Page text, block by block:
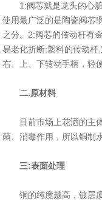
1:阀芯就是龙头的心脏
使用最广泛的是陶瓷阀芯
之分。2:阀芯的传动杆有
易老化折断;塑料的传动杆
右、上、下转动手柄，轻
二.原材料
目前市场上花洒的主体
菌、消毒作用，所以铜制
三:表面处理
铜的纯度越高，镀层质